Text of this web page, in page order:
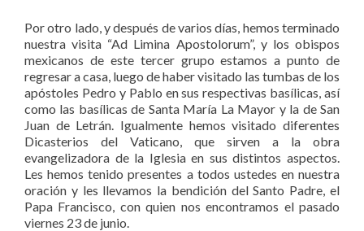
Por otro lado, y después de varios días, hemos terminado
nuestra visita “Ad Limina Apostolorum”, y los obispos
mexicanos de este tercer grupo estamos a punto de
regresar a casa, luego de haber visitado las tumbas de los
apóstoles Pedro y Pablo en sus respectivas basílicas, así
como las basílicas de Santa María La Mayor y la de San
Juan de Letrán. Igualmente hemos visitado diferentes
Dicasterios del Vaticano, que sirven a la obra
evangelizadora de la Iglesia en sus distintos aspectos.
Les hemos tenido presentes a todos ustedes en nuestra
oración y les llevamos la bendición del Santo Padre, el
Papa Francisco, con quien nos encontramos el pasado
viernes 23 de junio.